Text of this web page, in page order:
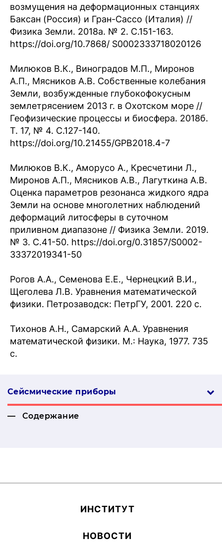
возмущения на деформационных станциях
Баксан (Россия) и Гран-Сассо (Италия) //
Физика Земли. 2018а. № 2. С.151-163.
https://doi.org/10.7868/ S0002333718020126
Милюков В.К., Виноградов М.П., Миронов
А.П., Мясников А.В. Собственные колебания
Земли, возбужденные глубокофокусным
землетрясением 2013 г. в Охотском море //
Геофизические процессы и биосфера. 2018б.
Т. 17, № 4. С.127-140.
https://doi.org/10.21455/GPB2018.4-7
Милюков В.К., Аморусо А., Кресчетини Л.,
Миронов А.П., Мясников А.В., Лагуткина А.В.
Оценка параметров резонанса жидкого ядра
Земли на основе многолетних наблюдений
деформаций литосферы в суточном
приливном диапазоне // Физика Земли. 2019.
№ 3. С.41-50. https://doi.org/0.31857/S0002-
33372019341-50
Рогов А.А., Семенова Е.Е., Чернецкий В.И.,
Щеголева Л.В. Уравнения математической
физики. Петрозаводск: ПетрГУ, 2001. 220 с.
Тихонов А.Н., Самарский А.А. Уравнения
математической физики. М.: Наука, 1977. 735
с.
Сейсмические приборы
Содержание
ИН­СТИ­ТУТ
НОВОСТИ